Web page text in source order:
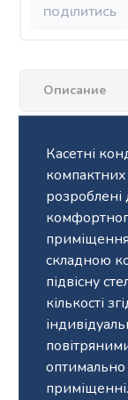
Описание
Касетні
компактних
складною
підвісну
кількості
оптимально
приміщенні.